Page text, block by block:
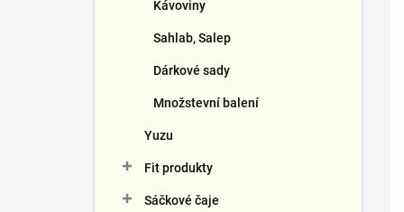
Kávoviny
Sahlab, Salep
Dárkové sady
Množstevní balení
Yuzu
Fit produkty
Sáčkové čaje